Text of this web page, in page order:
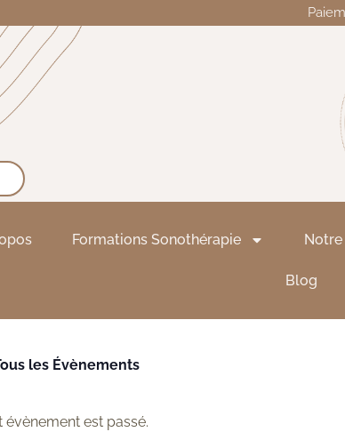
Formations Sonothérapie
Blog
les Évènements
évènement est passé.